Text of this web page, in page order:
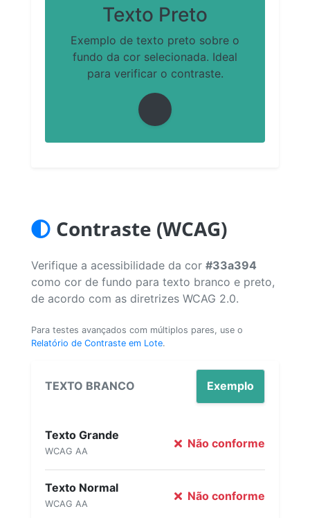
Texto Preto
Exemplo de texto preto sobre o
fundo da cor selecionada. Ideal
para verificar o contraste.
Contraste (WCAG)
Verifique a acessibilidade da cor #33a394
como cor de fundo para texto branco e preto,
de acordo com as diretrizes WCAG 2.0.
Para testes avançados com múltiplos pares, use o
Relatório de Contraste em Lote.
TEXTO BRANCO Exemplo
Texto Grande
WCAG AA
Não conforme
Texto Normal
WCAG AA
Não conforme